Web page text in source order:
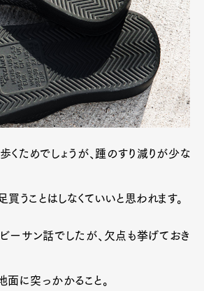
くためでしょうが、踵のすり減りが少な
うことはしなくていいと思われます。
ーサン話でしたが、欠点も挙げておき
面に突っかかること。